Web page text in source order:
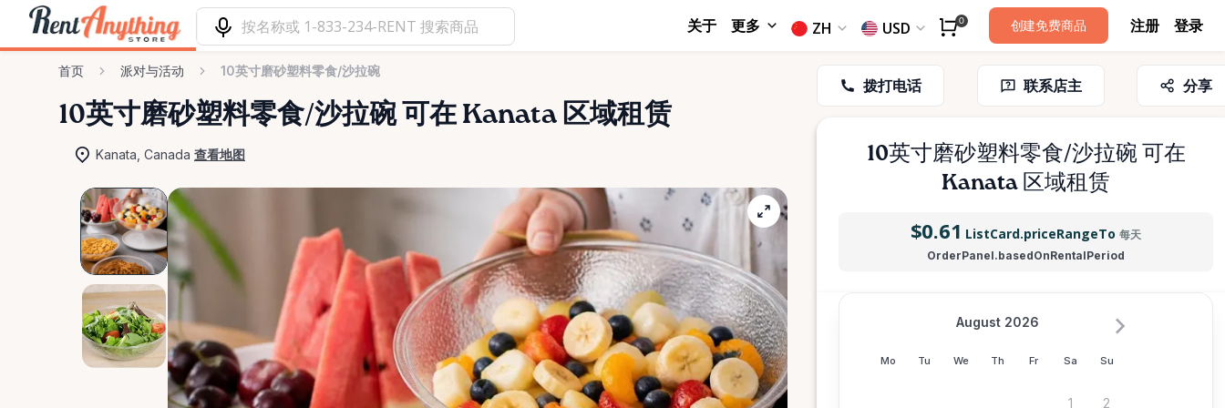
关于 更多 ZH USD 0 创建免费商品 注册 登录
首页 派对与活动 10英寸磨砂塑料零食/沙拉碗
10英寸磨砂塑料零食​/​沙拉碗可在 Kanata 区域租赁
Kanata, Canada 查看地图
拨打电话 联系店主 分享
10英寸磨砂塑料零食​/​沙拉碗可在
Kanata 区域租赁
$0.61 ListCard.priceRangeTo 每天
OrderPanel.basedOnRentalPeriod
Mo Tu We Th Fr Sa Su
August 2026
1 2